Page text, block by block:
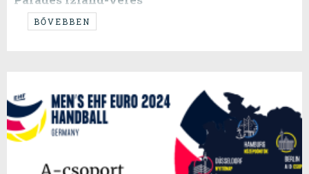
....végre közétettük, amennyit csak lehetett...
BŐVEBBEN